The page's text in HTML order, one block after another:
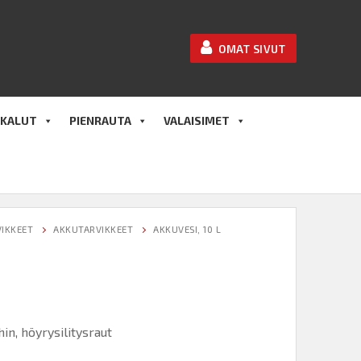
OMAT SIVUT
PIENRAUTA VALAISIMET
AKKUTARVIKKEET AKKUVESI, 10 L
höyrysilitysraut